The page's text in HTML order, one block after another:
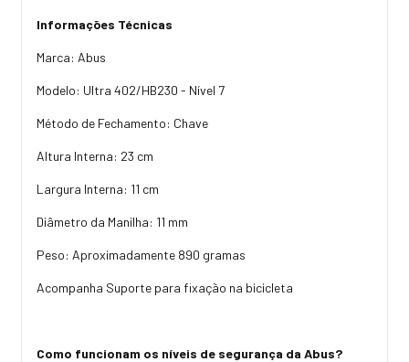
Informações Técnicas
Marca: Abus
Modelo: Ultra 402/HB230 - Nível 7
Método de Fechamento: Chave
Altura Interna: 23 cm
Largura Interna: 11 cm
Diâmetro da Manilha: 11 mm
Peso: Aproximadamente 890 gramas
Acompanha Suporte para fixação na bicicleta
Como funcionam os níveis de segurança da Abus?